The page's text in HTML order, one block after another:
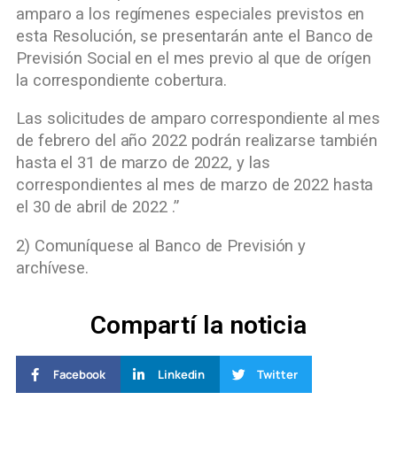
amparo a los regímenes especiales previstos en
esta Resolución, se presentarán ante el Banco de
Previsión Social en el mes previo al que de orígen
la correspondiente cobertura.
Las solicitudes de amparo correspondiente al mes
de febrero del año 2022 podrán realizarse también
hasta el 31 de marzo de 2022, y las
correspondientes al mes de marzo de 2022 hasta
el 30 de abril de 2022 .”
2) Comuníquese al Banco de Previsión y
archívese.
Compartí la noticia
Facebook Linkedin Twitter